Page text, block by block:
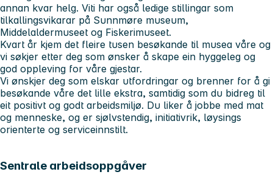
annan kvar helg. Viti har også ledige stillingar som
tilkallingsvikarar på Sunnmøre museum,
Middelaldermuseet og Fiskerimuseet.
Kvart år kjem det fleire tusen besøkande til musea våre og
vi søkjer etter deg som ønsker å skape ein hyggeleg og
god oppleving for våre gjestar.
Vi ønskjer deg som elskar utfordringar og brenner for å gi
besøkande våre det lille ekstra, samtidig som du bidreg til
eit positivt og godt arbeidsmiljø. Du liker å jobbe med mat
og menneske, og er sjølvstendig, initiativrik, løysings
orienterte og serviceinnstilt.
Sentrale arbeidsoppgåver